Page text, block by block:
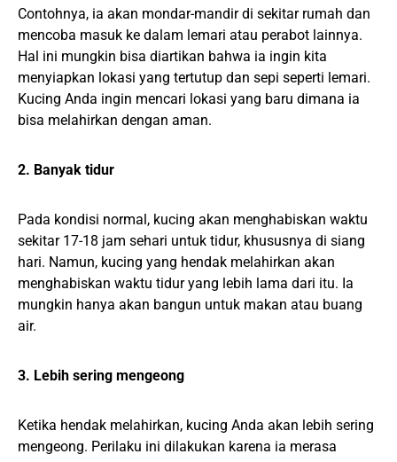
Contohnya, ia akan mondar-mandir di sekitar rumah dan
mencoba masuk ke dalam lemari atau perabot lainnya.
Hal ini mungkin bisa diartikan bahwa ia ingin kita
menyiapkan lokasi yang tertutup dan sepi seperti lemari.
Kucing Anda ingin mencari lokasi yang baru dimana ia
bisa melahirkan dengan aman.
2. Banyak tidur
Pada kondisi normal, kucing akan menghabiskan waktu
sekitar 17-18 jam sehari untuk tidur, khususnya di siang
hari. Namun, kucing yang hendak melahirkan akan
menghabiskan waktu tidur yang lebih lama dari itu. Ia
mungkin hanya akan bangun untuk makan atau buang
air.
3. Lebih sering mengeong
Ketika hendak melahirkan, kucing Anda akan lebih sering
mengeong. Perilaku ini dilakukan karena ia merasa